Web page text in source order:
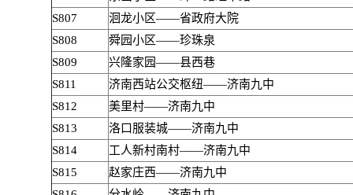
S807
洄龙小区——省政府大院
S808
舜园小区——珍珠泉
S809
兴隆家园——县西巷
S811
济南西站公交枢纽——济南九中
S812
美里村——济南九中
S813
洛口服装城——济南九中
S814
工人新村南村——济南九中
S815
赵家庄西——济南九中